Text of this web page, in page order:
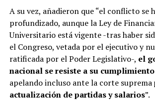
A su vez, añadieron que “el conflicto se
profundizado, aunque la Ley de
Universitario está vigente -tras haber
el Congreso, vetada por el ejecutivo y
ratificada por el Poder Legislativo-, el
nacional se resiste a su
apelando incluso ante la corte suprema
actualización de partidas y salarios”.